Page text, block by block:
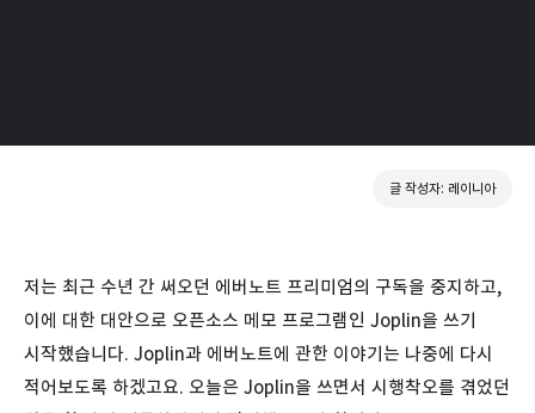
글 작성자: 레이니아
저는 최근 수년 간 써오던 에버노트 프리미엄의 구독을 중지하고,
이에 대한 대안으로 오픈소스 메모 프로그램인 Joplin을 쓰기
시작했습니다. Joplin과 에버노트에 관한 이야기는 나중에 다시
적어보도록 하겠고요. 오늘은 Joplin을 쓰면서 시행착오를 겪었던